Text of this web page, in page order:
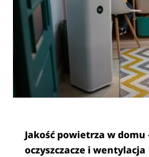
Jakość powietrza w
oczyszczacze i wentylacja